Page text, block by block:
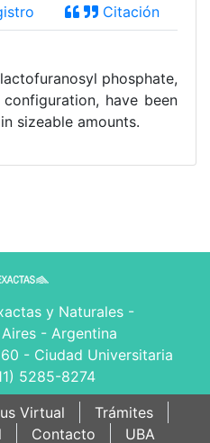
Citación
phosphate,
have been
sizeable amounts.
y Naturales -
- Argentina
- Ciudad Universitaria
5285-8274
Virtual
Trámites
Contacto UBA